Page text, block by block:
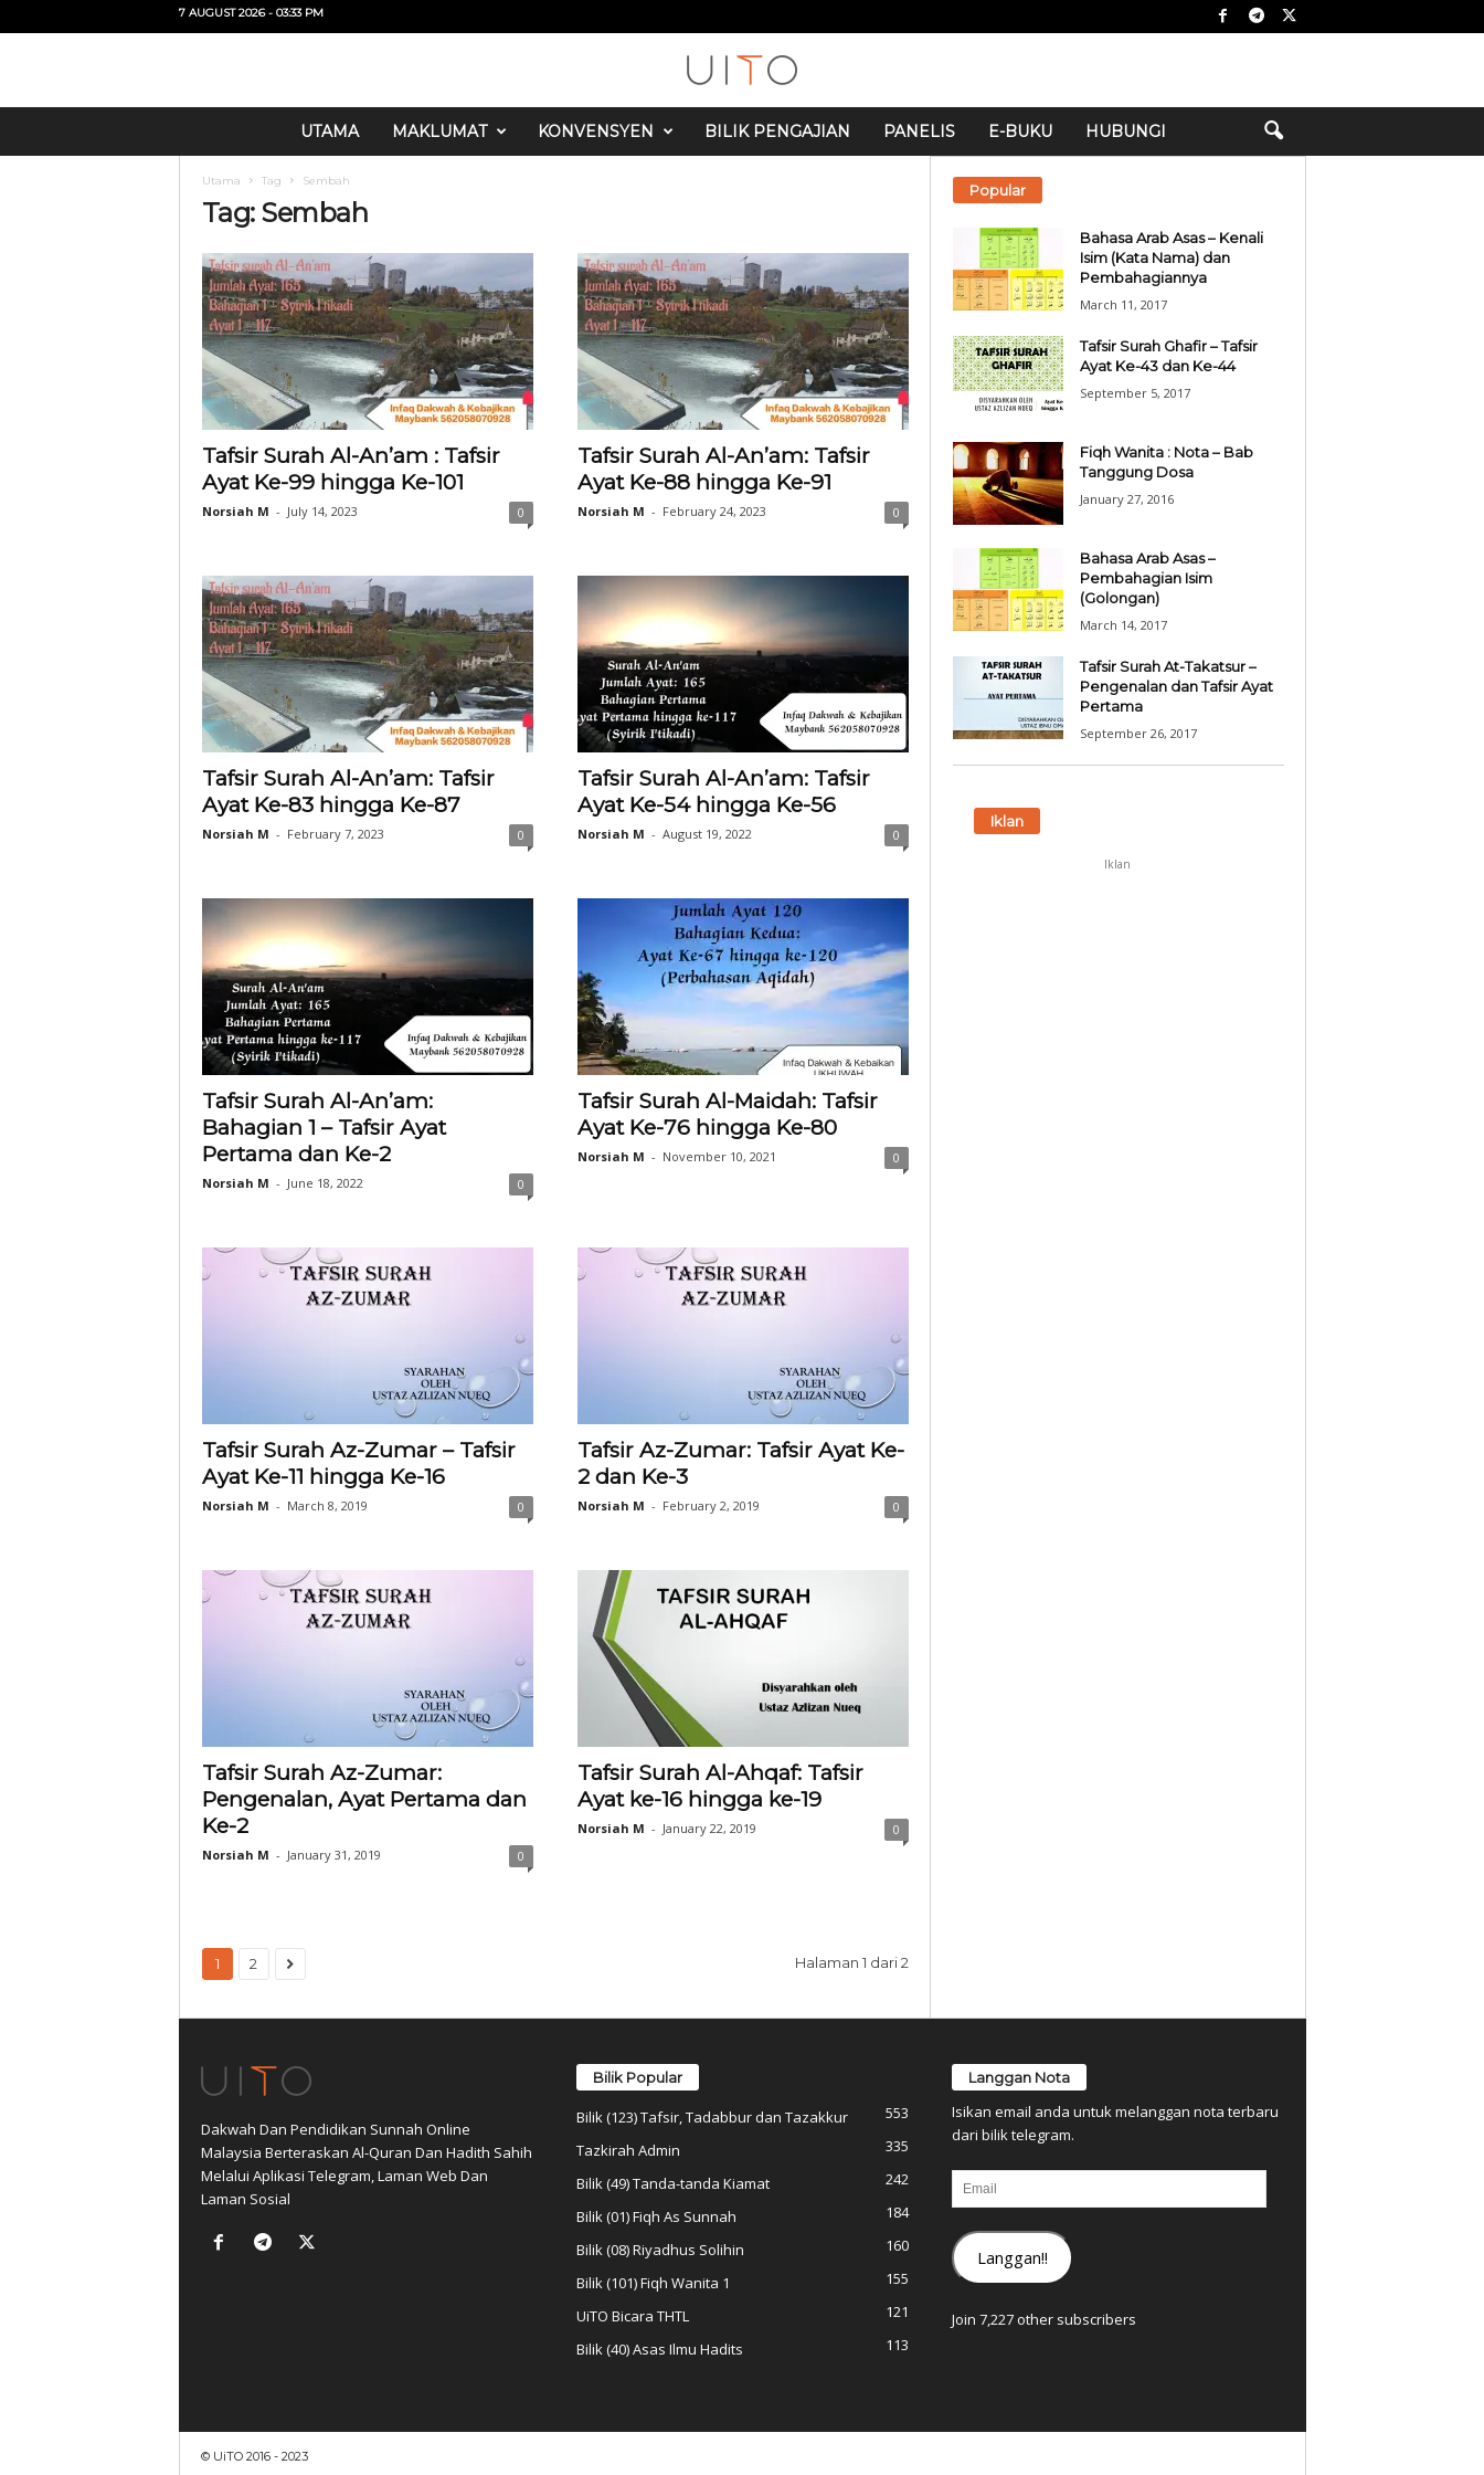
7 AUGUST 2026 - 03:33 PM
UTAMA MAKLUMAT KONVENSYEN BILIK PENGAJIAN PANELIS E-BUKU HUBUNGI
Utama Tag Sembah
Tag: Sembah
Tafsir Surah Al-An’am : Tafsir
Ayat Ke-99 hingga Ke-101
Norsiah M - July 14, 2023 0
Tafsir Surah Al-An’am: Tafsir
Ayat Ke-88 hingga Ke-91
Norsiah M - February 24, 2023 0
Tafsir Surah Al-An’am: Tafsir
Ayat Ke-83 hingga Ke-87
Norsiah M - February 7, 2023 0
Tafsir Surah Al-An’am: Tafsir
Ayat Ke-54 hingga Ke-56
Norsiah M - August 19, 2022 0
Tafsir Surah Al-An’am:
Bahagian 1 – Tafsir Ayat
Pertama dan Ke-2
Norsiah M - June 18, 2022 0
Tafsir Surah Al-Maidah: Tafsir
Ayat Ke-76 hingga Ke-80
Norsiah M - November 10, 2021 0
Tafsir Surah Az-Zumar – Tafsir
Ayat Ke-11 hingga Ke-16
Norsiah M - March 8, 2019 0
Tafsir Az-Zumar: Tafsir Ayat Ke-
2 dan Ke-3
Norsiah M - February 2, 2019 0
Tafsir Surah Az-Zumar:
Pengenalan, Ayat Pertama dan
Ke-2
Norsiah M - January 31, 2019 0
Tafsir Surah Al-Ahqaf: Tafsir
Ayat ke-16 hingga ke-19
Norsiah M - January 22, 2019 0
1 2 Halaman 1 dari 2
Popular
Bahasa Arab Asas – Kenali
Isim (Kata Nama) dan
Pembahagiannya
March 11, 2017
Tafsir Surah Ghafir – Tafsir
Ayat Ke-43 dan Ke-44
September 5, 2017
Fiqh Wanita : Nota – Bab
Tanggung Dosa
January 27, 2016
Bahasa Arab Asas –
Pembahagian Isim
(Golongan)
March 14, 2017
Tafsir Surah At-Takatsur –
Pengenalan dan Tafsir Ayat
Pertama
September 26, 2017
Iklan
Iklan
Dakwah Dan Pendidikan Sunnah Online
Malaysia Berteraskan Al-Quran Dan Hadith Sahih
Melalui Aplikasi Telegram, Laman Web Dan
Laman Sosial
Bilik Popular
Bilik (123) Tafsir, Tadabbur dan Tazakkur
553
Tazkirah Admin
335
Bilik (49) Tanda-tanda Kiamat
242
Bilik (01) Fiqh As Sunnah
184
Bilik (08) Riyadhus Solihin
160
Bilik (101) Fiqh Wanita 1
155
UiTO Bicara THTL
121
Bilik (40) Asas Ilmu Hadits
113
Langgan Nota
Isikan email anda untuk melanggan nota terbaru
dari bilik telegram.
Email
Langgan!!
Join 7,227 other subscribers
© UiTO 2016 - 2023